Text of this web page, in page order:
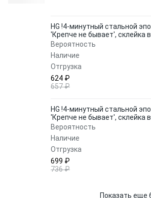
HG !4-минутный стальной
'Крепче не бывает', склейка
Вероятность
Наличие
Отгрузка
624 ₽
657 ₽
HG !4-минутный стальной
'Крепче не бывает', склейка
Вероятность
Наличие
Отгрузка
699 ₽
736 ₽
Показать еще